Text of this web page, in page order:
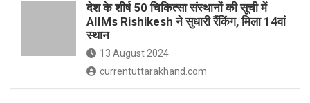
देश के शीर्ष 50 चिकित्सा संस्थानों की सूची में
AIIMs Rishikesh ने सुधारी रैंकिंग, मिला 14वां
स्थान
13 August 2024
currentuttarakhand.com